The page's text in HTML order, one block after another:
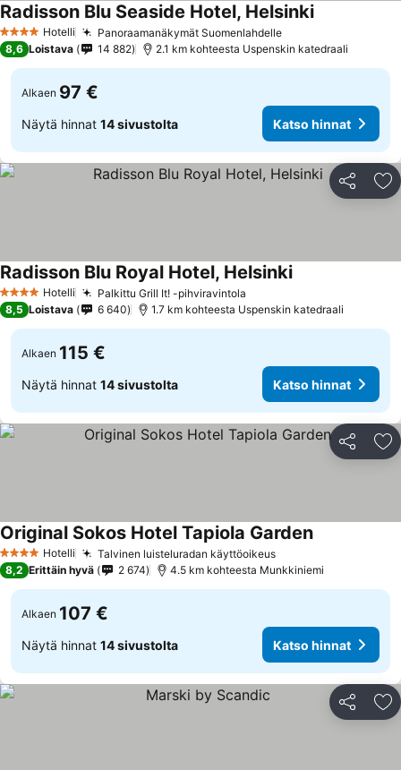
4 Tähtiluokitus
Hotelli Panoraamanäkymät Suomenlahdelle
Radisson Blu Seaside Hotel, Helsinki
8,6 Loistava 14 882 2.1 km kohteesta Uspenskin katedraali
Alkaen 97 €
Näytä hinnat 14 sivustolta Katso hinnat
Jaa
4 Tähtiluokitus
Hotelli Palkittu Grill It! -pihviravintola
Radisson Blu Royal Hotel, Helsinki
8,5 Loistava 6 640 1.7 km kohteesta Uspenskin katedraali
Alkaen 115 €
Näytä hinnat 14 sivustolta Katso hinnat
Jaa
4 Tähtiluokitus
Hotelli Talvinen luisteluradan käyttöoikeus
Original Sokos Hotel Tapiola Garden
8,2 Erittäin hyvä 2 674 4.5 km kohteesta Munkkiniemi
Alkaen 107 €
Näytä hinnat 14 sivustolta Katso hinnat
Jaa